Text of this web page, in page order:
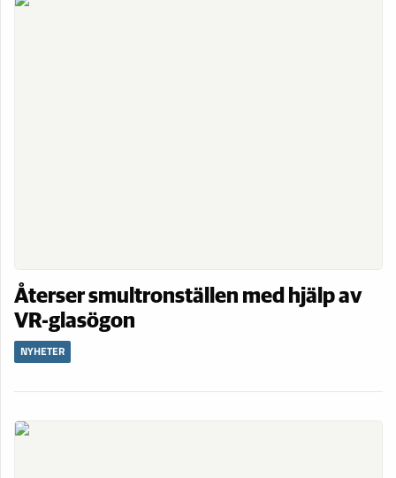
Återser smultronställen med hjälp av
VR-glasögon
NYHETER